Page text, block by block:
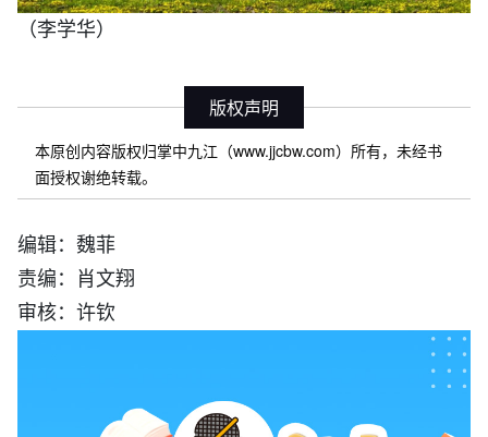
（李学华）
版权声明
本原创内容版权归掌中九江（www.jjcbw.com）所有，未经书
面授权谢绝转载。
编辑：魏菲
责编：肖文翔
审核：许钦